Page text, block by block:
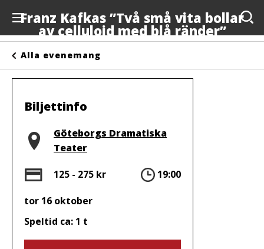
Franz Kafkas ”Två små vita bollar
av celluloid med blå ränder”
Anslagstavlan
Arrangörer
Kontakta oss
Alla evenemang
Biljettinfo
Plats
Göteborgs Dramatiska
Teater
Pris
125 - 275 kr Tid
19:00
tor 16 oktober
Speltid ca: 1 t